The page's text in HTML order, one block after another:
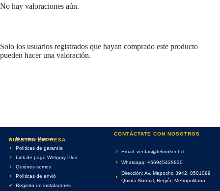
No hay valoraciones aún.
Solo los usuarios registrados que hayan comprado este producto
pueden hacer una valoración.
NUESTRA EMPRESA
Nuestras Marcas
Políticas de garantía
Link de pago Webpay Plus
Quiénes somos
Políticas de envió
Registro de instaladores
CONTÁCTATE CON NOSOTROS
Email: ventas@teknokont.cl
Whatsapp: +56945429830
Dirección: Av. Mapocho 3942, 8501099
Quinta Normal, Región Metropolitana